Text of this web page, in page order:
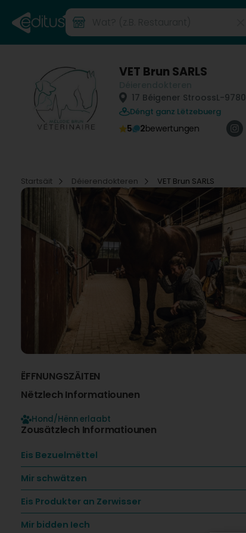
VET Brun SARLS
17 Béigener StroossL-9780
Déngt ganz Lëtzebuerg
5 2bewertungen
Startsäit
Déierendokteren VET Brun SARLS
ËFFNUNGSZÄITEN
Nëtzlech Informatiounen
Hond/Hënn erlaabt
Zousätzlech Informatiounen
Eis Bezuelmëttel
Mir schwätzen
Eis Produkter an Zerwisser
Mir bidden Iech